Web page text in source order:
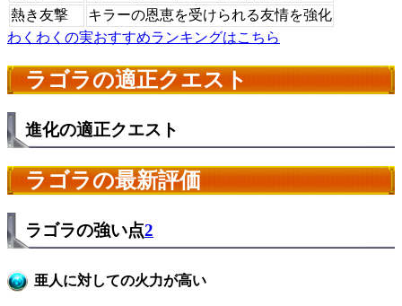
熱き友撃
キラーの恩恵を受けられる友情を強化
わくわくの実おすすめランキングはこちら
ラゴラの適正クエスト
進化の適正クエスト
ラゴラの最新評価
ラゴラの強い点2
亜人に対しての火力が高い